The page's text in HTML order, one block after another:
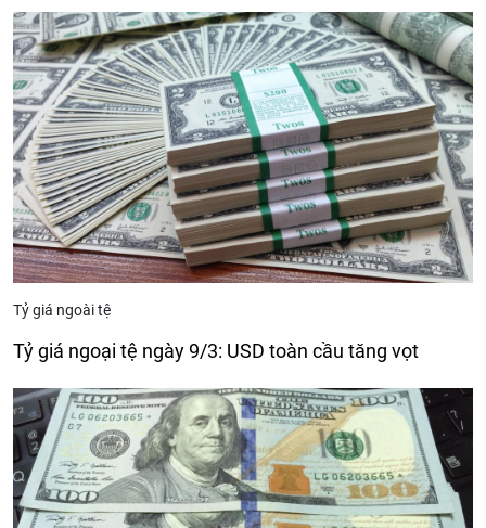
Tỷ giá ngoài tệ
Tỷ giá ngoại tệ ngày 9/3: USD toàn cầu tăng vọt